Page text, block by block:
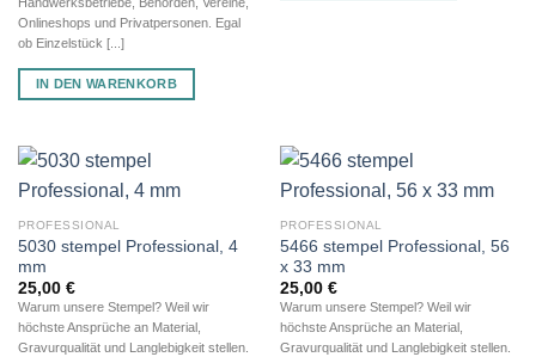
Onlineshops und Privatpersonen. Egal
ob Einzelstück [...]
IN DEN WARENKORB
PROFESSIONAL
5030 stempel Professional, 4
mm
25,00 €
Warum unsere Stempel? Weil wir
höchste Ansprüche an Material,
Gravurqualität und Langlebigkeit stellen.
PROFESSIONAL
5466 stempel Professional, 56
x 33 mm
25,00 €
Warum unsere Stempel? Weil wir
höchste Ansprüche an Material,
Gravurqualität und Langlebigkeit stellen.